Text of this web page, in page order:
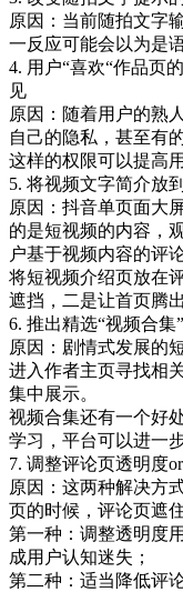
原因：当前随拍文字
一反应可能会以为是
4. 用户“喜欢“作品页
见
原因：随着用户的熟
自己的隐私，甚至有
这样的权限可以提高
5. 将视频文字简介放
原因：抖音单页面大
的是短视频的内容，
户基于视频内容的评
将短视频介绍页放在
遮挡，二是让首页腾
6. 推出精选“视频合集”
原因：剧情式发展的
进入作者主页寻找相
集中展示。
视频合集还有一个好
学习，平台可以进一
7. 调整评论页透明度
原因：这两种解决方
页的时候，评论页遮
第一种：调整透明度
成用户认知迷失；
第二种：适当降低评